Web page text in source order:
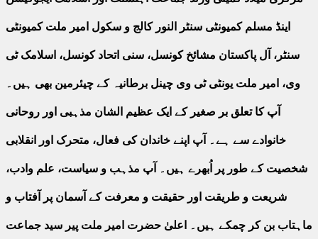
اینڈ مسلم کمیونٹی سنٹر النور کالج و سکول امیر ملت کمیونٹی
سنٹر، آل پاکستان مشائخ کونسل، سنی اتحاد کونسل، اسلامک ٹی
وی، امیر ملت یونٹی ٹی وی چینل برطانیہ کے چیئرمین بھی ہیں۔
آپ کا تعلق بر صغیر کے ایک عظیم الشان مذہبی اور روحانی
خانوادے سے ہے۔ آپ اپنے خاندان کی فعال، متحرک اور انقلابی
شخصیت کے طور پر اُبھرے ہیں۔ آپ مذہب و سیاست، علم وادب،
شریعت و طریقت اور حقیقت و معرفت کے آسمان پر آفتاب و
ماہتاب بن کر چمکے ہیں۔ اعلیٰ حضرت امیر ملت پیر سید جماعت